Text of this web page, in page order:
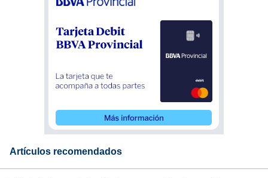
Artículos recomendados